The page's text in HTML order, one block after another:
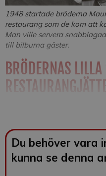
1948 startade bröderna
restaurang som de kom att
Man ville servera
till bilburna gäster.
BRÖDERNAS
Du behöver vara
kunna se denna